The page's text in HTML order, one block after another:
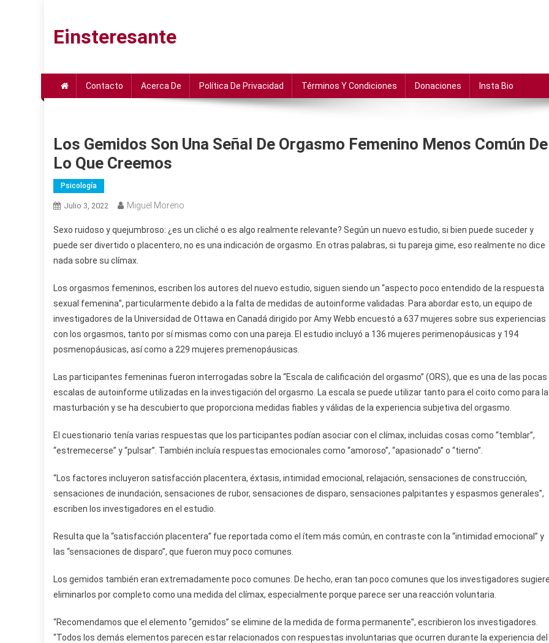
contenido
Einsteresante
Contacto Acerca De Política De Privacidad Términos Y Condiciones Donaciones Insta Bio
Los Gemidos Son Una Señal De Orgasmo Femenino Menos Común De
Lo Que Creemos
Psicología
Julio 3, 2022 Miguel Moreno
Sexo ruidoso y quejumbroso: ¿es un cliché o es algo realmente relevante? Según un nuevo estudio, si bien puede suceder y
puede ser divertido o placentero, no es una indicación de orgasmo. En otras palabras, si tu pareja gime, eso realmente no dice
nada sobre su clímax.
Los orgasmos femeninos, escriben los autores del nuevo estudio, siguen siendo un “aspecto poco entendido de la respuesta
sexual femenina”, particularmente debido a la falta de medidas de autoinforme validadas. Para abordar esto, un equipo de
investigadores de la Universidad de Ottawa en Canadá dirigido por Amy Webb encuestó a 637 mujeres sobre sus experiencias
con los orgasmos, tanto por sí mismas como con una pareja. El estudio incluyó a 136 mujeres perimenopáusicas y 194
posmenopáusicas, así como a 229 mujeres premenopáusicas.
Las participantes femeninas fueron interrogadas sobre la “Escala de calificación del orgasmo” (ORS), que es una de las pocas
escalas de autoinforme utilizadas en la investigación del orgasmo. La escala se puede utilizar tanto para el coito como para la
masturbación y se ha descubierto que proporciona medidas fiables y válidas de la experiencia subjetiva del orgasmo.
El cuestionario tenía varias respuestas que los participantes podían asociar con el clímax, incluidas cosas como “temblar”,
“estremecerse” y “pulsar”. También incluía respuestas emocionales como “amoroso”, “apasionado” o “tierno”.
“Los factores incluyeron satisfacción placentera, éxtasis, intimidad emocional, relajación, sensaciones de construcción,
sensaciones de inundación, sensaciones de rubor, sensaciones de disparo, sensaciones palpitantes y espasmos generales”,
escriben los investigadores en el estudio.
Resulta que la “satisfacción placentera” fue reportada como el ítem más común, en contraste con la “intimidad emocional” y
las “sensaciones de disparo”, que fueron muy poco comunes.
Los gemidos también eran extremadamente poco comunes. De hecho, eran tan poco comunes que los investigadores
eliminarlos por completo como una medida del clímax, especialmente porque parece ser una reacción voluntaria.
“Recomendamos que el elemento “gemidos” se elimine de la medida de forma permanente”, escribieron los investigadores.
“Todos los demás elementos parecen estar relacionados con respuestas involuntarias que ocurren durante la experiencia del